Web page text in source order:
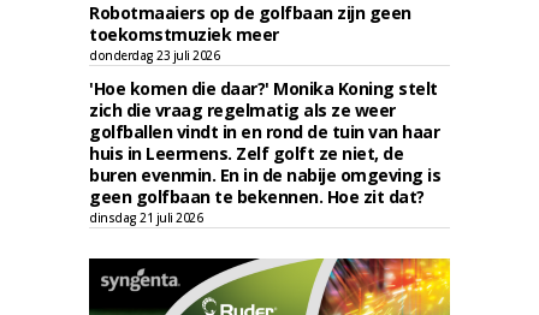
Robotmaaiers op de golfbaan zijn geen
toekomstmuziek meer
donderdag 23 juli 2026
'Hoe komen die daar?' Monika Koning stelt
zich die vraag regelmatig als ze weer
golfballen vindt in en rond de tuin van haar
huis in Leermens. Zelf golft ze niet, de
buren evenmin. En in de nabije omgeving is
geen golfbaan te bekennen. Hoe zit dat?
dinsdag 21 juli 2026